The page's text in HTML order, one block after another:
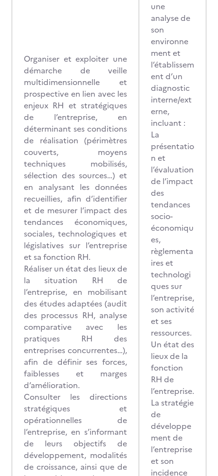
Organiser et exploiter une
démarche de veille
multidimensionnelle et
prospective en lien avec les
enjeux RH et stratégiques
de l’entreprise, en
déterminant ses conditions
de réalisation (périmètres
couverts, moyens
techniques mobilisés,
sélection des sources…) et
en analysant les données
recueillies, afin d’identifier
et de mesurer l’impact des
tendances économiques,
sociales, technologiques et
législatives sur l’entreprise
et sa fonction RH.
Réaliser un état des lieux de
la situation RH de
l’entreprise, en mobilisant
des études adaptées (audit
des processus RH, analyse
comparative avec les
pratiques RH des
entreprises concurrentes…),
afin de définir ses forces,
faiblesses et marges
d’amélioration.
Consulter les directions
stratégiques et
opérationnelles de
l’entreprise, en s’informant
de leurs objectifs de
développement, modalités
de croissance, ainsi que de
une
analyse de
son
environne
ment et
l’établissem
ent d’un
diagnostic
interne/ext
erne,
incluant :
La
présentatio
n et
l’évaluation
de l’impact
des
tendances
socio-
économiqu
es,
règlementa
ires et
technologi
ques sur
l’entreprise,
son activité
et ses
ressources.
Un état des
lieux de la
fonction
RH de
l’entreprise.
La stratégie
de
développe
ment de
l’entreprise
et son
incidence